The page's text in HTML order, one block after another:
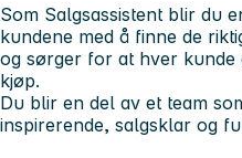
Som Salgsassistent blir du
kundene med å finne de
og sørger for at hver kunde
kjøp.
Du blir en del av et team
inspirerende, salgsklar og